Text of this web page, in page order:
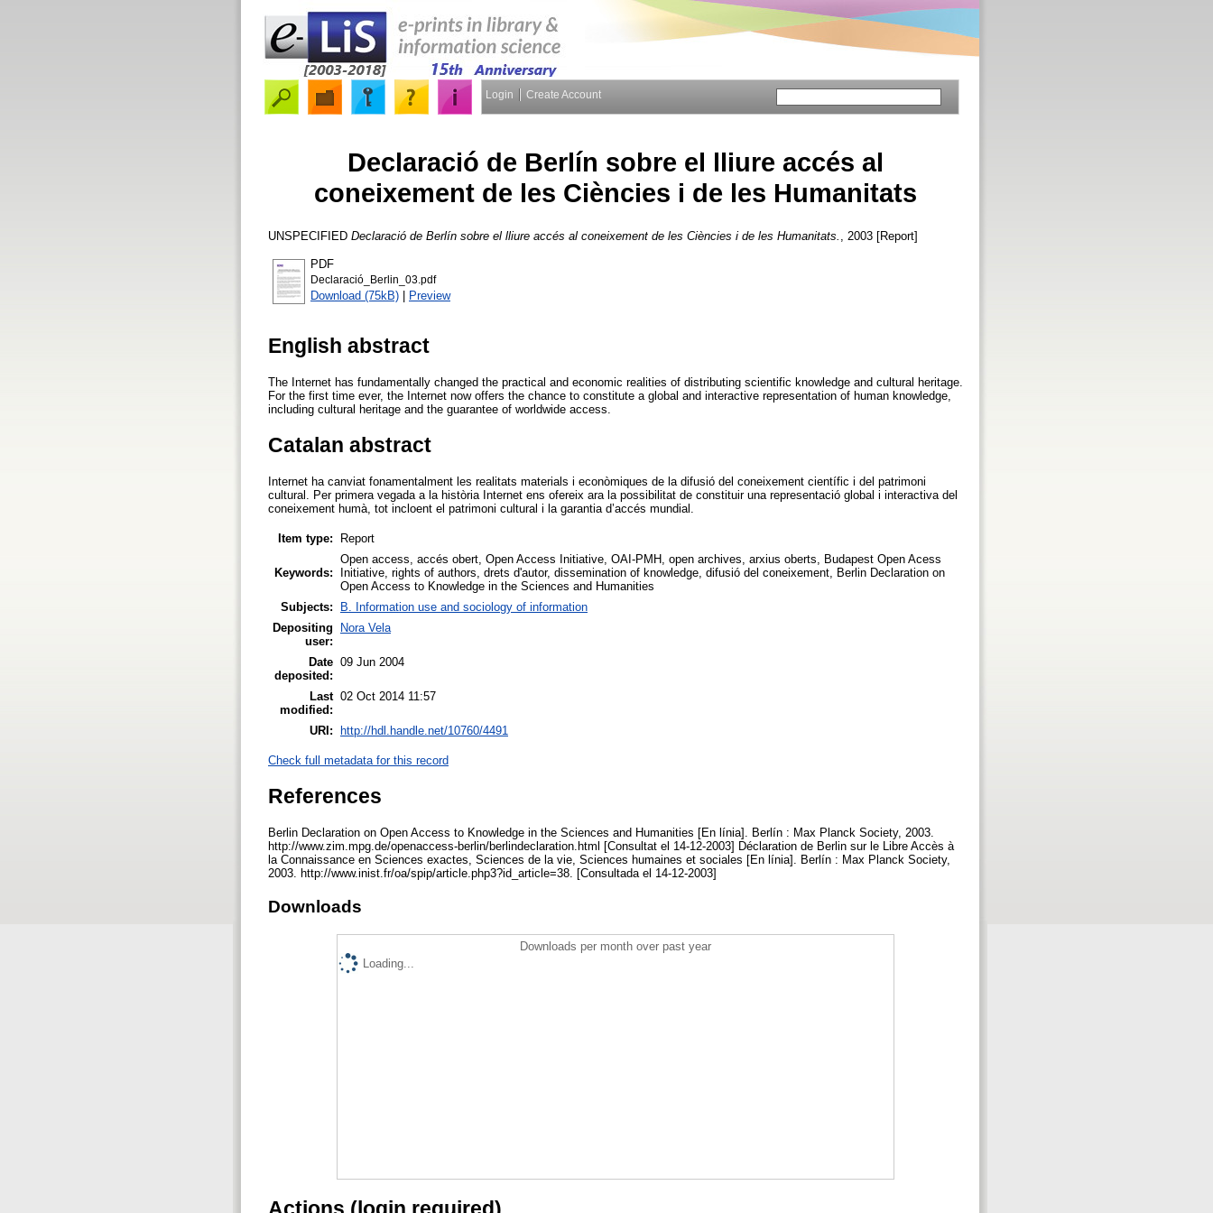
Login Create Account
Declaració de Berlín sobre el lliure accés al
coneixement de les Ciències i de les Humanitats
UNSPECIFIED Declaració de Berlín sobre el lliure accés al coneixement de les Ciències i de les Humanitats. , 2003 [Report]
PDF
Declaració_Berlin_03.pdf
Download (75kB) | Preview
English abstract
The Internet has fundamentally changed the practical and economic realities of distributing scientific knowledge and cultural heritage.
For the first time ever, the Internet now offers the chance to constitute a global and interactive representation of human knowledge,
including cultural heritage and the guarantee of worldwide access.
Catalan abstract
Internet ha canviat fonamentalment les realitats materials i econòmiques de la difusió del coneixement científic i del patrimoni
cultural. Per primera vegada a la història Internet ens ofereix ara la possibilitat de constituir una representació global i interactiva del
coneixement humà, tot incloent el patrimoni cultural i la garantia d’accés mundial.
Item type: Report
Keywords:
Open access, accés obert, Open Access Initiative, OAI-PMH, open archives, arxius oberts, Budapest Open Acess
Initiative, rights of authors, drets d'autor, dissemination of knowledge, difusió del coneixement, Berlin Declaration on
Open Access to Knowledge in the Sciences and Humanities
Subjects:
B. Information use and sociology of information
Depositing
user:
Nora Vela
Date
deposited:
09 Jun 2004
Last
modified:
02 Oct 2014 11:57
URI: http://hdl.handle.net/10760/4491
Check full metadata for this record
References
Berlin Declaration on Open Access to Knowledge in the Sciences and Humanities [En línia]. Berlín : Max Planck Society, 2003.
http://www.zim.mpg.de/openaccess-berlin/berlindeclaration.html [Consultat el 14-12-2003] Déclaration de Berlin sur le Libre Accès à
la Connaissance en Sciences exactes, Sciences de la vie, Sciences humaines et sociales [En línia]. Berlín : Max Planck Society,
2003. http://www.inist.fr/oa/spip/article.php3?id_article=38. [Consultada el 14-12-2003]
Downloads
Downloads per month over past year
Loading...